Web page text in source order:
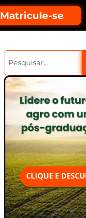
Matricule-se